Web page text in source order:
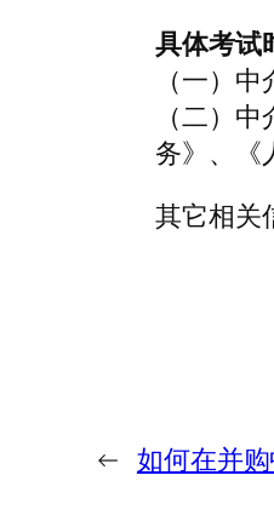
具体考试
（一）
（二）
务》、《
其它相关
← 如何在并